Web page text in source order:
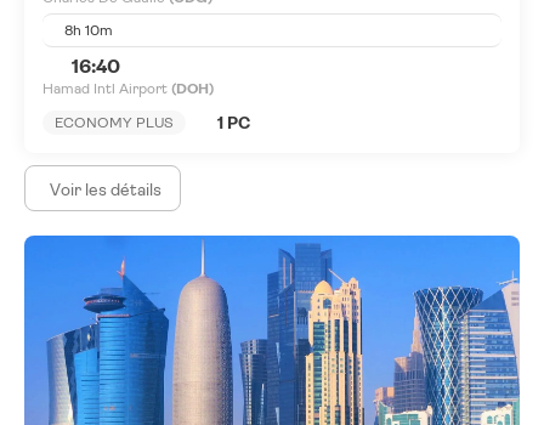
8h 10m
16:40
Hamad Intl Airport (DOH)
ECONOMY PLUS
1 PC
Voir les détails